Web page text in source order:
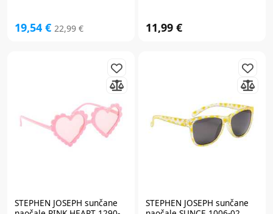
19,54 € 22,99 € 11,99 €
STEPHEN JOSEPH sunčane
STEPHEN JOSEPH sunčane